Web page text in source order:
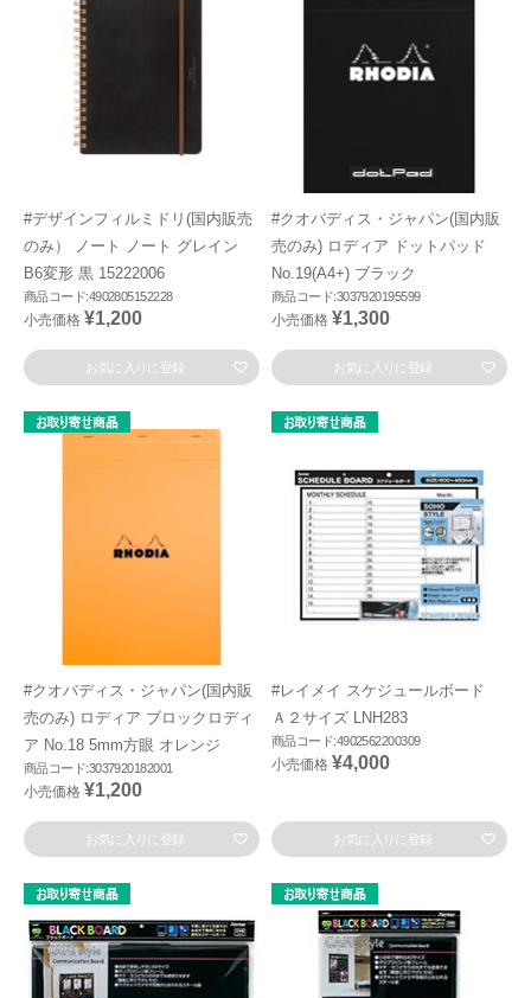
#デザインフィルミドリ(国内販売
のみ） ノート ノート グレイン
B6変形 黒 15222006
商品コード:4902805152228
小売価格 ¥1,200
お気に入りに登録
#クオバディス・ジャパン(国内販
売のみ) ロディア ドットパッド
No.19(A4+) ブラック
商品コード:3037920195599
小売価格 ¥1,300
お気に入りに登録
#クオバディス・ジャパン(国内販
売のみ) ロディア ブロックロディ
ア No.18 5mm方眼 オレンジ
商品コード:3037920182001
小売価格 ¥1,200
お気に入りに登録
#レイメイ スケジュールボード
Ａ２サイズ LNH283
商品コード:4902562200309
小売価格 ¥4,000
お気に入りに登録